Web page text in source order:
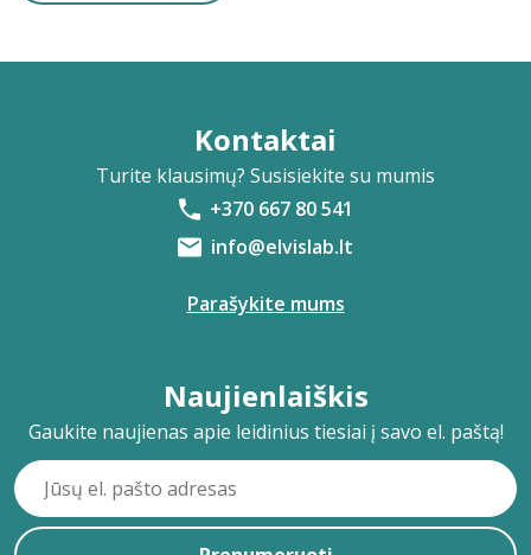
Kontaktai
Turite klausimų? Susisiekite su mumis
+370 667 80 541
info@elvislab.lt
Parašykite mums
Naujienlaiškis
Gaukite naujienas apie leidinius tiesiai į savo el. paštą!